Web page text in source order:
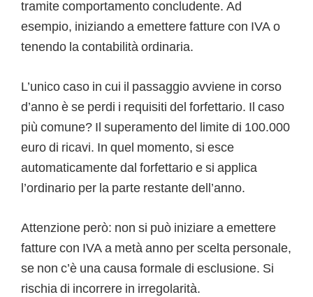
tramite comportamento concludente. Ad
esempio, iniziando a emettere fatture con IVA o
tenendo la contabilità ordinaria.
L’unico caso in cui il passaggio avviene in corso
d’anno è se perdi i requisiti del forfettario. Il caso
più comune? Il superamento del limite di 100.000
euro di ricavi. In quel momento, si esce
automaticamente dal forfettario e si applica
l’ordinario per la parte restante dell’anno.
Attenzione però: non si può iniziare a emettere
fatture con IVA a metà anno per scelta personale,
se non c’è una causa formale di esclusione. Si
rischia di incorrere in irregolarità.